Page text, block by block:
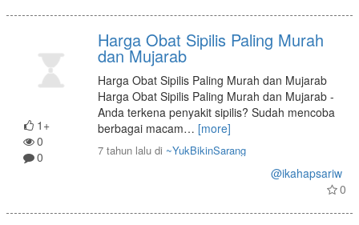
1+
0
0
Harga Obat Sipilis Paling Murah
dan Mujarab
Harga Obat Sipilis Paling Murah dan Mujarab
Harga Obat Sipilis Paling Murah dan Mujarab -
Anda terkena penyakit sipilis? Sudah mencoba
berbagai macam… [more]
7 tahun lalu di ~YukBikinSarang
@ikahapsariw
0